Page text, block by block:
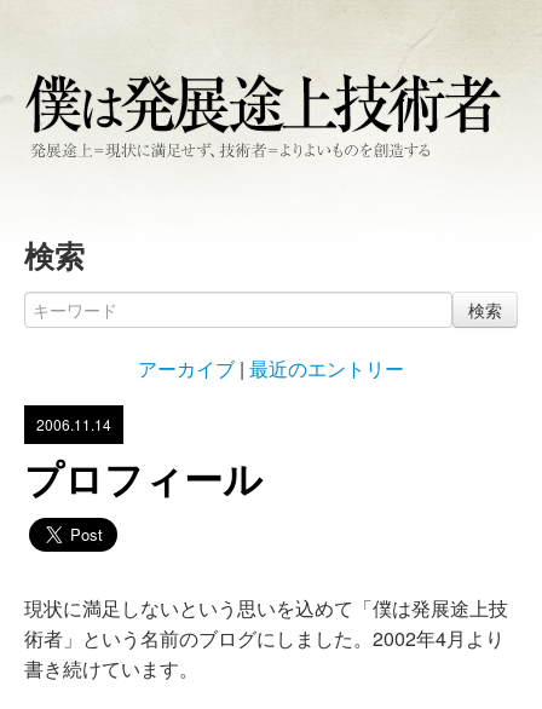
検索
検索
アーカイブ | 最近のエントリー
2006.11.14
プロフィール
現状に満足しないという思いを込めて「僕は発展途上技
術者」という名前のブログにしました。2002年4月より
書き続けています。